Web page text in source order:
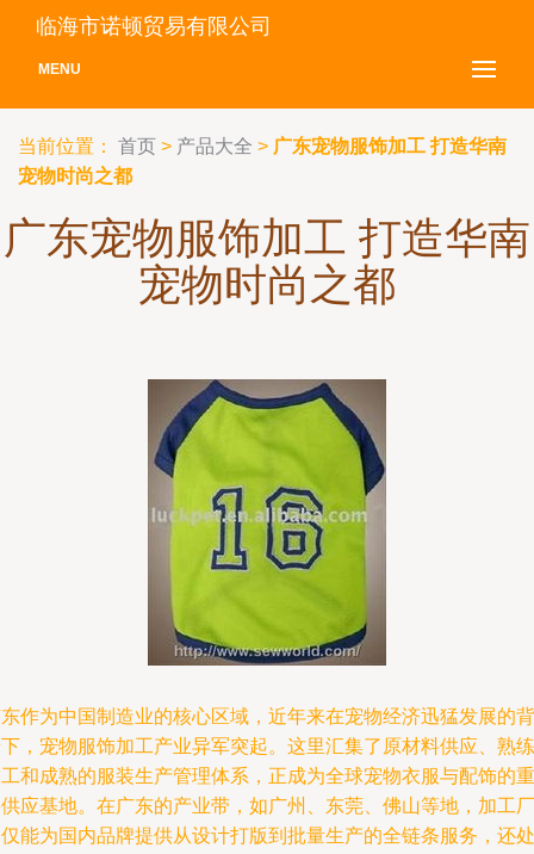
临海市诺顿贸易有限公司
MENU
当前位置： 首页 > 产品大全 > 广东宠物服饰加工 打造华南
宠物时尚之都
广东宠物服饰加工 打造华南
宠物时尚之都
作为中国制造业的核心区域，近年来在宠物经济迅猛发展的背
，宠物服饰加工产业异军突起。这里汇集了原材料供应、熟练
和成熟的服装生产管理体系，正成为全球宠物衣服与配饰的重
应基地。在广东的产业带，如广州、东莞、佛山等地，加工厂
能为国内品牌提供从设计打版到批量生产的全链条服务，还处